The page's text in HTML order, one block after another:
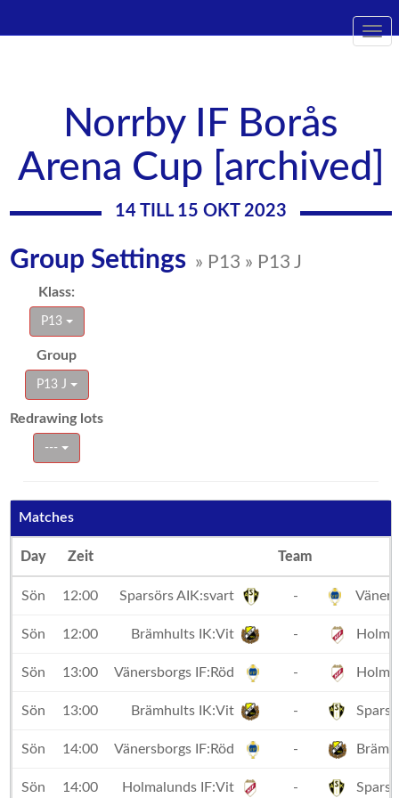
Norrby IF Borås
Arena Cup [archived]
14 TILL 15 OKT 2023
Group Settings » P13 » P13 J
Klass:
P13
Group
P13 J
Redrawing lots
---
Matches
Day Zeit Team
Sön 12:00 Sparsörs AIK:svart -
Sön 12:00 Brämhults IK:Vit -
Sön 13:00 Vänersborgs IF:Röd -
Sön 13:00 Brämhults IK:Vit -
Sön 14:00 Vänersborgs IF:Röd -
Sön 14:00 Holmalunds IF:Vit -